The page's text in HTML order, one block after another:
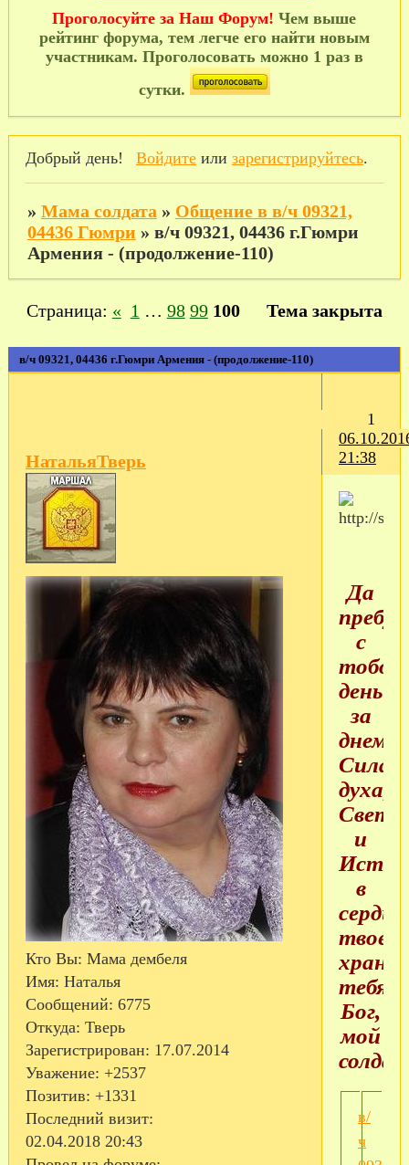
Проголосуйте за Наш Форум! Чем выше
рейтинг форума, тем легче его найти новым
участникам. Проголосовать можно 1 раз в
сутки.
Добрый день! Войдитеили зарегистрируйтесь.
» Мама солдата » Общение в в/ч 09321,
04436 Гюмри » в/ч 09321, 04436 г.Гюмри
Армения - (продолжение-110)
в/ч 09321, 04436 г.Гюмри Армения - (продолжение-110)
Страница: « 1 … 98 99 100 Тема закрыта
1
21:38
НатальяТверь
Кто Вы: Мама дембеля
Имя: Наталья
Сообщений: 6775
Откуда: Тверь
Зарегистрирован: 17.07.2014
Уважение: +2537
Позитив: +1331
Последний визит:
02.04.2018 20:43
Да
с
тобой
день
за
днем
Сила
духа,
Свет
и
в
сердце
тебя
Бог,
мой
в/
ч